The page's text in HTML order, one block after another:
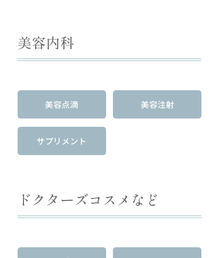
美容内科
美容点滴 美容注射
サプリメント
ドクターズコスメなど